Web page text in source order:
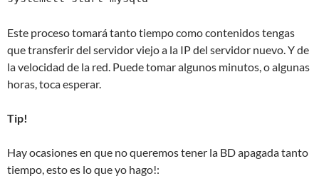
Este proceso tomará tanto tiempo como contenidos tengas
que transferir del servidor viejo a la IP del servidor nuevo. Y de
la velocidad de la red. Puede tomar algunos minutos, o algunas
horas, toca esperar.
Tip!
Hay ocasiones en que no queremos tener la BD apagada tanto
tiempo, esto es lo que yo hago!: